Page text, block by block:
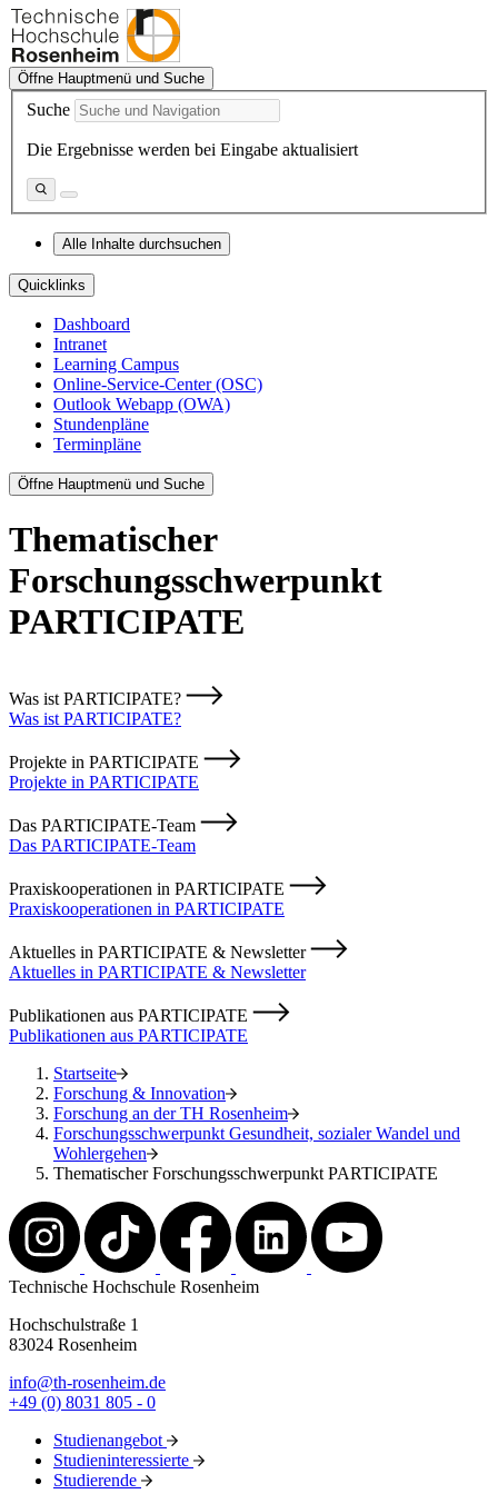
Öffne Hauptmenü und Suche
Suche
Die Ergebnisse werden bei Eingabe aktualisiert
Alle Inhalte durchsuchen
Quicklinks
Dashboard
Intranet
Learning Campus
Online-Service-Center (OSC)
Outlook Webapp (OWA)
Stundenpläne
Terminpläne
Öffne Hauptmenü und Suche
Thematischer
Forschungsschwerpunkt
PARTICIPATE
Was ist PARTICIPATE?
Was ist PARTICIPATE?
Projekte in PARTICIPATE
Projekte in PARTICIPATE
Das PARTICIPATE-Team
Das PARTICIPATE-Team
Praxiskooperationen in PARTICIPATE
Praxiskooperationen in PARTICIPATE
Aktuelles in PARTICIPATE & Newsletter
Aktuelles in PARTICIPATE & Newsletter
Publikationen aus PARTICIPATE
Publikationen aus PARTICIPATE
Startseite
Forschung & Innovation
Forschung an der TH Rosenheim
Forschungsschwerpunkt Gesundheit, sozialer Wandel und
Wohlergehen
Thematischer Forschungsschwerpunkt PARTICIPATE
Technische Hochschule Rosenheim
Hochschulstraße 1
83024 Rosenheim
info@th-rosenheim.de
+49 (0) 8031 805 - 0
Studienangebot
Studieninteressierte
Studierende